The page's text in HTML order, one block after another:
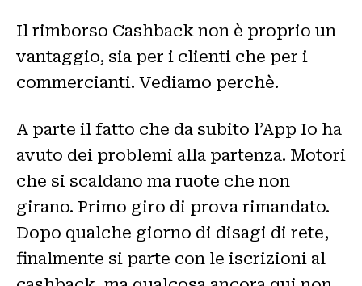
Il rimborso Cashback non è proprio un
vantaggio, sia per i clienti che per i
commercianti. Vediamo perchè.
A parte il fatto che da subito l’App Io ha
avuto dei problemi alla partenza. Motori
che si scaldano ma ruote che non
girano. Primo giro di prova rimandato.
Dopo qualche giorno di disagi di rete,
finalmente si parte con le iscrizioni al